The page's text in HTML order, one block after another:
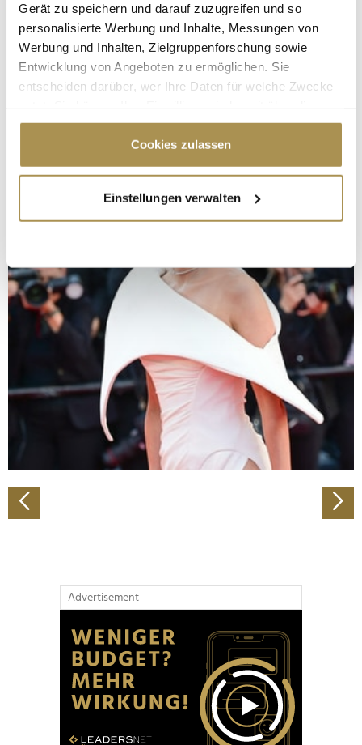
Gerät zu speichern und darauf zuzugreifen und so
personalisierte Werbung und Inhalte, Messungen von
Werbung und Inhalten, Zielgruppenforschung sowie
Entwicklung von Angeboten zu ermöglichen. Sie
entscheiden darüber, wer Ihre Daten für welche Zwecke
Cookie-Erklärung oder durch Klicken auf das Privacy
Trigger Symbol ändern oder widerrufen
Informationen über Ihre geografische Lage
erfassen, welche bis auf einige Meter genau sein
bestimmten Merkmalen (Fingerprinting) identifizieren
Erfahren Sie mehr darüber, wie Ihre persönlichen Daten
verarbeitet werden, und legen Sie Ihre Präferenzen im
Abschnitt Einzelheiten
Wir verwenden Cookies, um Inhalte und Anzeigen zu
personalisieren, Funktionen für soziale Medien anbieten
zu können und die Zugriffe auf unsere Website zu
analysieren. Außerdem geben wir Informationen zu Ihrer
Verwendung unserer Website an unsere Partner für
Partner führen diese Informationen möglicherweise mit
weiteren Daten zusammen, die Sie ihnen bereitgestellt
Cookies zulassen
Einstellungen verwalten
Advertisement